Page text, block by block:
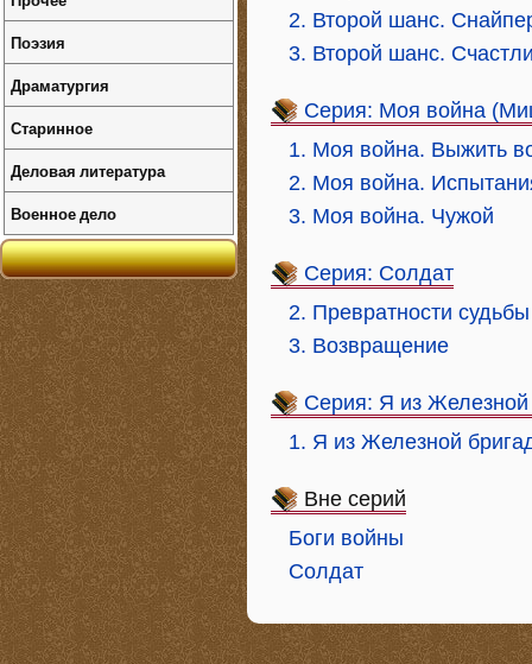
2. Второй шанс.
3. Второй шанс.
Серия: Моя война
1. Моя война. Выжить
2. Моя война.
3. Моя война. Чужой
Серия: Солдат
2. Превратности судьбы
3. Возвращение
Серия: Я из
1. Я из Железной
Вне серий
Боги войны
Солдат
Поэзия
Драматургия
Старинное
Деловая литература
Военное дело